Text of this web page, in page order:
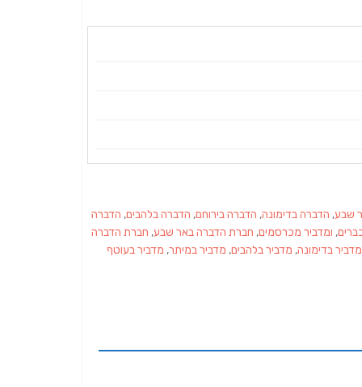
שבע, הדברה בדימונה, הדברה בירוחם, הדברה בלהבים, הדברה
, ומדביר מכרסמים, חברת הדברה באר שבע, חברת הדברה
מדביר בדימונה, מדביר בלהבים, מדביר במיתר, מדביר בעוטף